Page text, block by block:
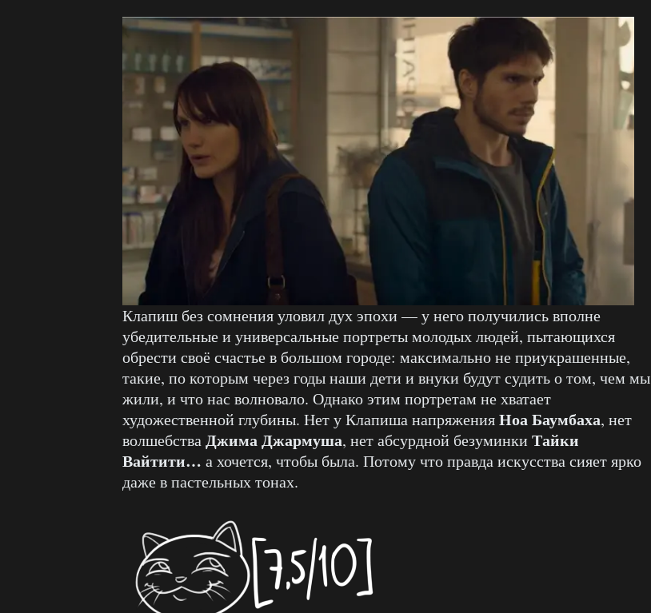
Клапиш без сомнения уловил дух эпохи — у него получились вполне
убедительные и универсальные портреты молодых людей, пытающихся
обрести своё счастье в большом городе: максимально не приукрашенные,
такие, по которым через годы наши дети и внуки будут судить о том, чем мы
жили, и что нас волновало. Однако этим портретам не хватает
художественной глубины. Нет у Клапиша напряженияНоа Баумбаха, нет
волшебстваДжима Джармуша, нет абсурдной безуминки Тайки
Вайтити… а хочется, чтобы была. Потому что правда искусства сияет ярко
даже в пастельных тонах.